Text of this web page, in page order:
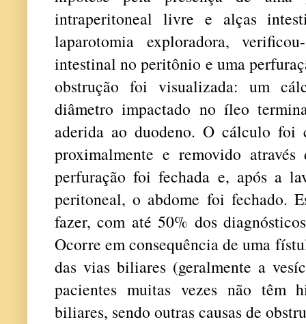
intraperitoneal livre e alças
laparotomia exploradora,
intestinal no peritônio e uma
obstrução foi visualizada: um
diâmetro impactado no íleo
aderida ao duodeno. O cálculo foi
proximalmente e removido
perfuração foi fechada e, após a
peritoneal, o abdome foi fechado.
fazer, com até 50% dos
Ocorre em consequência de uma
das vias biliares (geralmente a
pacientes muitas vezes não têm
biliares, sendo outras causas de